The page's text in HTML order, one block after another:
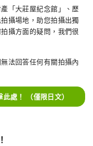
「大莊屋紀念館」、歷
攝場地，助您拍攝出獨
攝方面的疑問，我們很
法回答任何有關拍攝內
處！ （僅限日文）